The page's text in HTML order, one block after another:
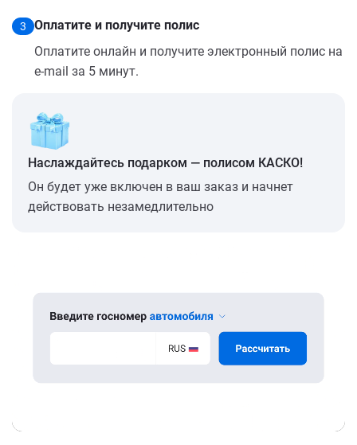
3
Оплатите и получите полис
Оплатите онлайн и получите электронный полис на
e-mail за 5 минут.
Наслаждайтесь подарком — полисом КАСКО!
Он будет уже включен в ваш заказ и начнет
действовать незамедлительно